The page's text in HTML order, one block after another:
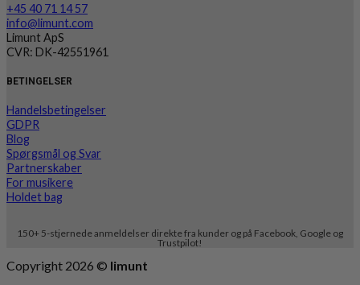
+45 40 71 14 57
info@limunt.com
Limunt ApS
CVR: DK-42551961
BETINGELSER
Handelsbetingelser
GDPR
Blog
Spørgsmål og Svar
Partnerskaber
For musikere
Holdet bag
150+ 5-stjernede anmeldelser direkte fra kunder og på Facebook, Google og
Trustpilot!
Copyright 2026 © limunt